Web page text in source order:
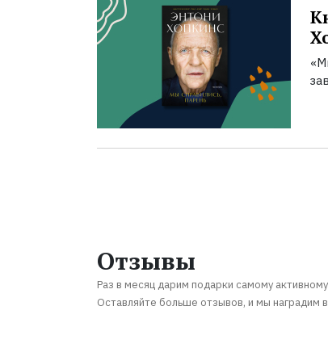
Отзывы
Раз в месяц дарим подарки самому
Оставляйте больше отзывов, и мы наградим